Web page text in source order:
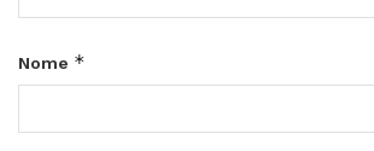
Nome *